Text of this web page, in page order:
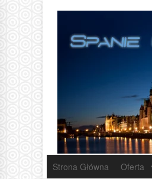
Strona Główna Oferta